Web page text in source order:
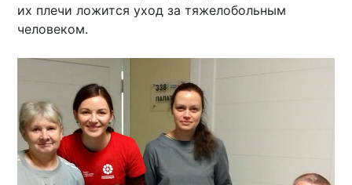
их плечи ложится уход за тяжелобольным
человеком.